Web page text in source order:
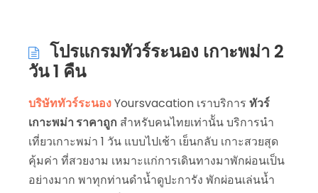
โปรแกรมทัวร์ระนอง เกาะพม่า 2
วัน 1 คืน
บริษัททัวร์ระนองYoursvacation เราบริการ ทัวร์
เกาะพม่า ราคาถูก สำหรับคนไทยเท่านััน บริการนำ
เที่ยวเกาะพม่า 1 วัน แบบไปเช้า เย็นกลับ เกาะสวยสุด
คุ้มค่า ที่สวยงาม เหมาะแก่การเดินทางมาพักผ่อนเป็น
อย่างมาก พาทุกท่านดำน้ำดูปะการัง พักผ่อนเล่นน้ำ